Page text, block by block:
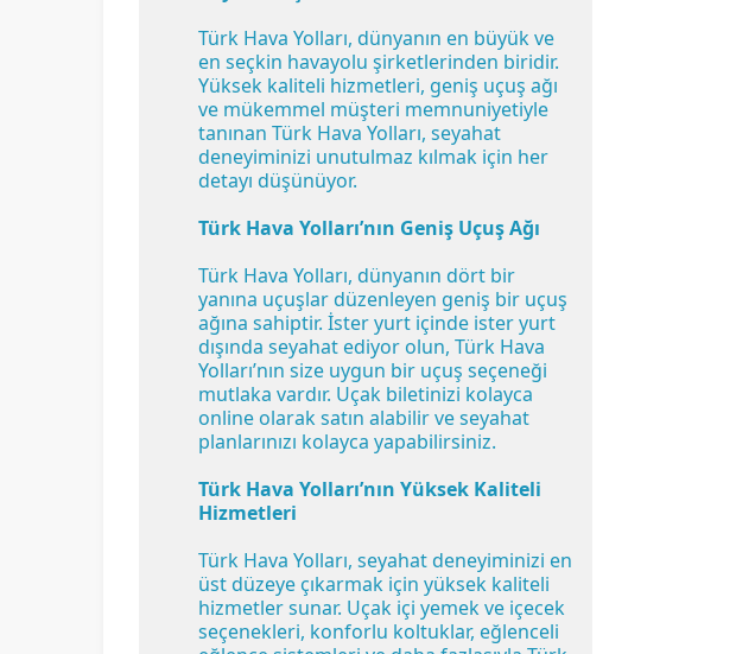
Türk Hava Yolları, dünyanın en büyük ve
en seçkin havayolu şirketlerinden biridir.
Yüksek kaliteli hizmetleri, geniş uçuş ağı
ve mükemmel müşteri memnuniyetiyle
tanınan Türk Hava Yolları, seyahat
deneyiminizi unutulmaz kılmak için her
detayı düşünüyor.
Türk Hava Yolları’nın Geniş Uçuş Ağı
Türk Hava Yolları, dünyanın dört bir
yanına uçuşlar düzenleyen geniş bir uçuş
ağına sahiptir. İster yurt içinde ister yurt
dışında seyahat ediyor olun, Türk Hava
Yolları’nın size uygun bir uçuş seçeneği
mutlaka vardır. Uçak biletinizi kolayca
online olarak satın alabilir ve seyahat
planlarınızı kolayca yapabilirsiniz.
Türk Hava Yolları’nın Yüksek Kaliteli
Hizmetleri
Türk Hava Yolları, seyahat deneyiminizi en
üst düzeye çıkarmak için yüksek kaliteli
hizmetler sunar. Uçak içi yemek ve içecek
seçenekleri, konforlu koltuklar, eğlenceli